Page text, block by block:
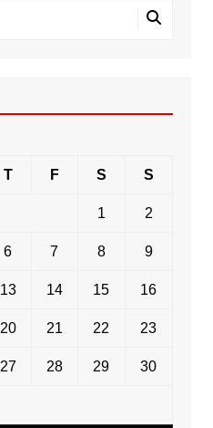
T F S S
1 2
6 7 8 9
13 14 15 16
20 21 22 23
27 28 29 30